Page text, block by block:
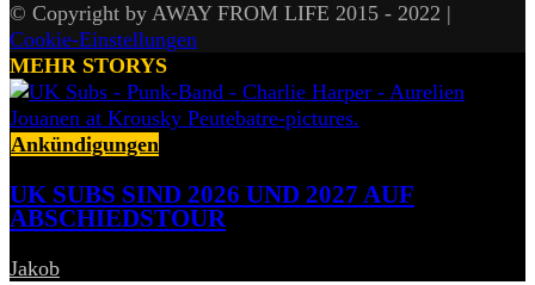
© Copyright by AWAY FROM LIFE 2015 - 2022 |
Cookie-Einstellungen
MEHR STORYS
Ankündigungen
UK SUBS SIND 2026 UND 2027 AUF
ABSCHIEDSTOUR
Jakob